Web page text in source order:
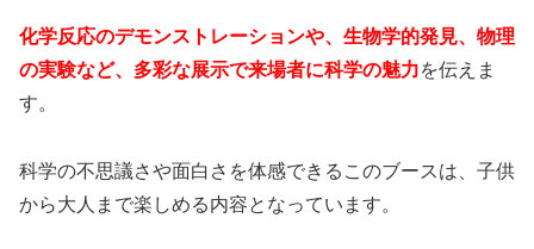
化学反応のデモンストレーションや、生物学的発見、物理
の実験など、多彩な展示で来場者に科学の魅力を伝えま
す。
科学の不思議さや面白さを体感できるこのブースは、子供
から大人まで楽しめる内容となっています。